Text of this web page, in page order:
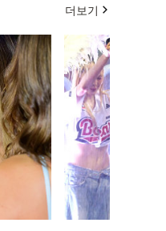
더보기